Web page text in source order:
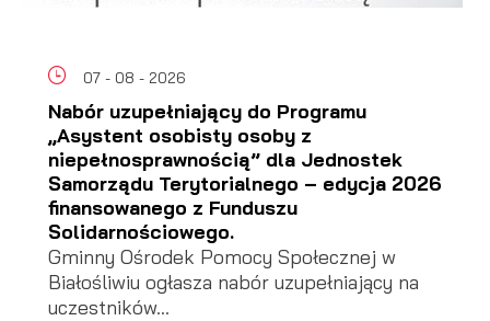
07 - 08 - 2026
Nabór uzupełniający do Programu
„Asystent osobisty osoby z
niepełnosprawnością” dla Jednostek
Samorządu Terytorialnego – edycja 2026
finansowanego z Funduszu
Solidarnościowego.
Gminny Ośrodek Pomocy Społecznej w
Białośliwiu ogłasza nabór uzupełniający na
uczestników...